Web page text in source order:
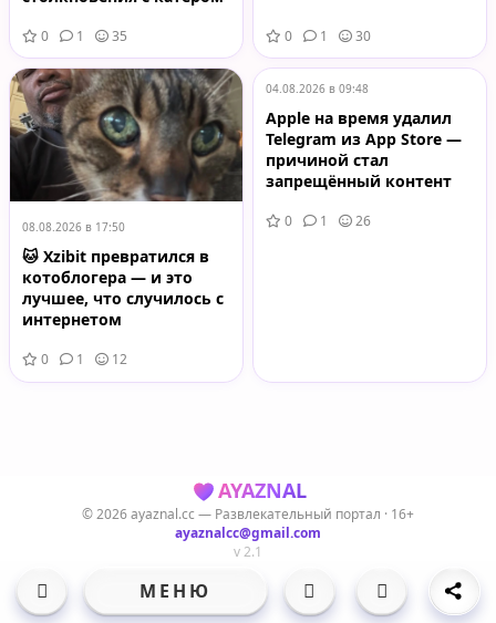
МЕНЮ
0 1 35 0 1 30
08.08.2026 в 17:50
🐱 Xzibit превратился в
котоблогера — и это
лучшее, что случилось с
интернетом
0 1 12
04.08.2026 в 09:48
Apple на время удалил
Telegram из App Store —
причиной стал
запрещённый контент
0 1 26
AYAZNAL
© 2026 ayaznal.cc — Развлекательный портал · 16+
ayaznalcc@gmail.com
v 2.1